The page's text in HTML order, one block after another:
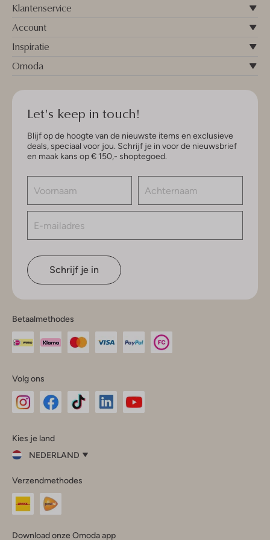
Klantenservice
Account
Inspiratie
Omoda
Let's keep in touch!
Blijf op de hoogte van de nieuwste items en exclusieve
deals, speciaal voor jou. Schrijf je in voor de nieuwsbrief
en maak kans op € 150,- shoptegoed.
Schrijf je in
Betaalmethodes
Volg ons
InstagramFacebook
Kies je land
NEDERLAND
je
land
Nederland
Verzendmethodes
Download onze Omoda app